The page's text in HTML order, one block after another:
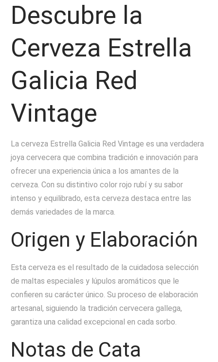
Descubre la
Cerveza Estrella
Galicia Red
Vintage
La cerveza Estrella Galicia Red Vintage es una verdadera
joya cervecera que combina tradición e innovación para
ofrecer una experiencia única a los amantes de la
cerveza. Con su distintivo color rojo rubí y su sabor
intenso y equilibrado, esta cerveza destaca entre las
demás variedades de la marca.
Origen y Elaboración
Esta cerveza es el resultado de la cuidadosa selección
de maltas especiales y lúpulos aromáticos que le
confieren su carácter único. Su proceso de elaboración
artesanal, siguiendo la tradición cervecera gallega,
garantiza una calidad excepcional en cada sorbo.
Notas de Cata